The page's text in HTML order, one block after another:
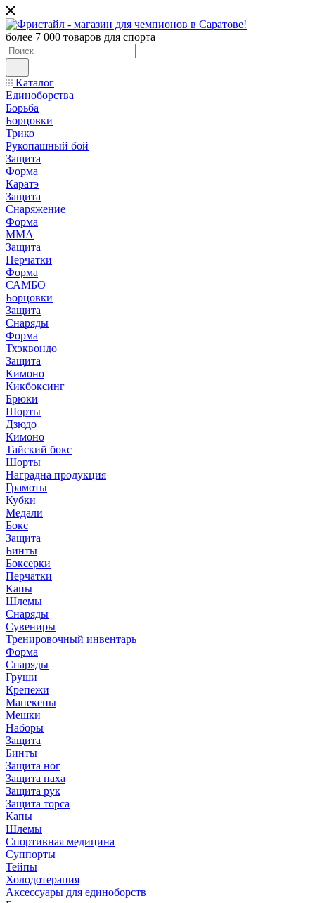
более 7 000 товаров для спорта
Каталог
Единоборства
Борьба
Борцовки
Трико
Рукопашный бой
Защита
Форма
Каратэ
Защита
Снаряжение
Форма
ММА
Защита
Перчатки
Форма
САМБО
Борцовки
Защита
Снаряды
Форма
Тхэквондо
Защита
Кимоно
Кикбоксинг
Брюки
Шорты
Дзюдо
Кимоно
Тайский бокс
Шорты
Наградна продукция
Грамоты
Кубки
Медали
Бокс
Защита
Бинты
Боксерки
Перчатки
Капы
Шлемы
Снаряды
Сувениры
Тренировочный инвентарь
Форма
Снаряды
Груши
Крепежи
Манекены
Мешки
Наборы
Защита
Бинты
Защита ног
Защита паха
Защита рук
Защита торса
Капы
Шлемы
Спортивная медицина
Суппорты
Тейпы
Холодотерапия
Аксессуары для единоборств